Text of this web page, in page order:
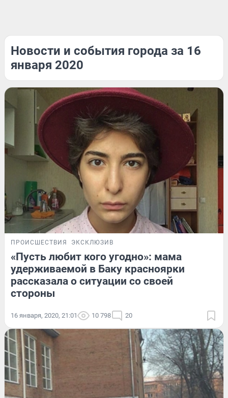
Новости и события города за 16
января 2020
ПРОИСШЕСТВИЯ ЭКСКЛЮЗИВ
«Пусть любит кого угодно»: мама
удерживаемой в Баку красноярки
рассказала о ситуации со своей
стороны
16 января, 2020, 21:01 10 798 20